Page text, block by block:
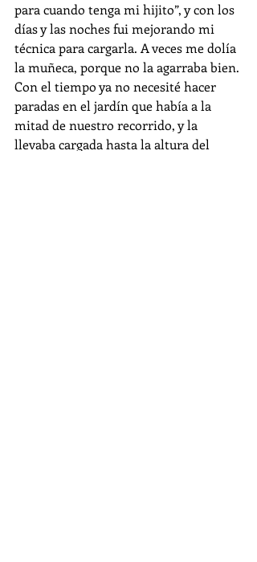
para cuando tenga mi hijito”, y con los
días y las noches fui mejorando mi
técnica para cargarla. A veces me dolía
la muñeca, porque no la agarraba bien.
Con el tiempo ya no necesité hacer
paradas en el jardín que había a la
mitad de nuestro recorrido, y la
llevaba cargada hasta la altura del